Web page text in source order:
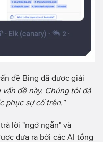
đề Bing đã được giải
đề này. Chúng tôi đã
phục sự cố trên."
lời "ngớ ngẫn" và
đưa ra bởi các AI tổng